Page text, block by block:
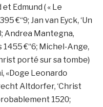
Edmund ( « Le
€“9; Jan van Eyck, ‘Un
Andrea Mantegna,
1455 €“6; Michel-Ange,
porté sur sa tombe)
«Doge Leonardo
Altdorfer, ‘Christ
1520;